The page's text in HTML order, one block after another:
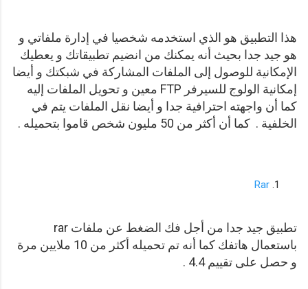
هذا التطبيق هو الذي استخدمه شخصيا في إدارة ملفاتي و
هو جيد جدا بحيث أنه يمكنك من انضيم تطبيقاتك و يعطيك
الإمكانية للوصول إلى الملفات المشاركة في شبكتك و أيضا
إمكانية الولوج للسيرفر FTP معين و تحويل الملفات إليه
كما أن واجهته احترافية جدا و أيضا نقل الملفات يتم في
الخلفية . كما أن أكثر من 50 مليون شخص قاموا بتحميله .
Rar
تطبيق جيد جدا من أجل فك الضغط عن ملفات rar
باستعمال هاتفك كما أنه تم تحميله أكثر من 10 ملايين مرة
و حصل على تقييم 4.4 .